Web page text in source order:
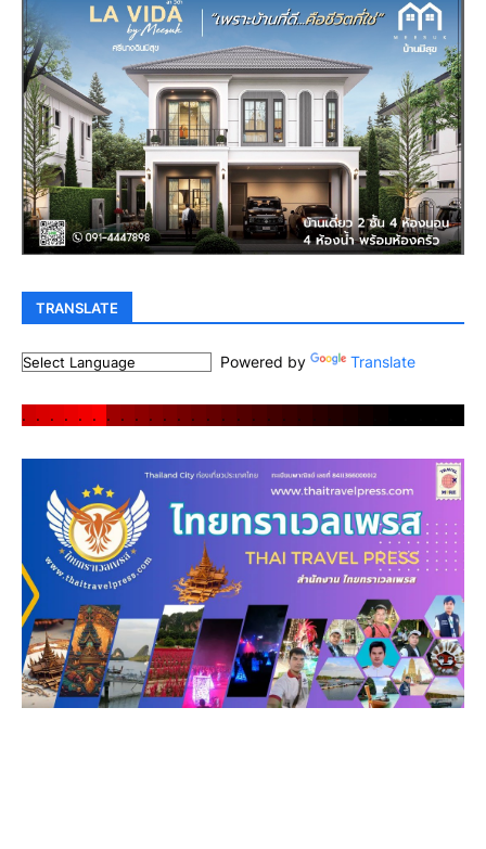
TRANSLATE
Powered by Translate
. . . . . . . . . . . . . . . . . . .